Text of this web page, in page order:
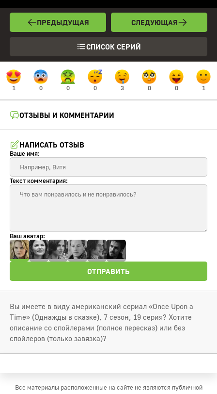
ПРЕДЫДУЩАЯ
СПИСОК СЕРИЙ
СЛЕДУЮЩАЯ
1 0 0 0 3 0 0 1
ОТЗЫВЫ И КОММЕНТАРИИ
НАПИСАТЬ ОТЗЫВ
Ваше имя:
Текст комментария:
Ваш аватар:
ОТПРАВИТЬ
Вы имеете в виду американский сериал «Once Upon a
Time» (Однажды в сказке), 7 сезон, 19 серия? Хотите
описание со спойлерами (полное пересказ) или без
спойлеров (только завязка)?
Все материалы расположенные на сайте не являются публичной